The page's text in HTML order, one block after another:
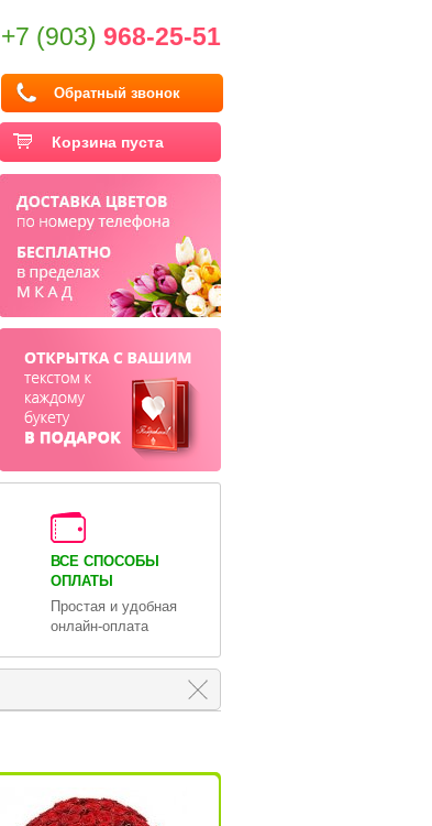
+7 (903) 968-25-51
Обратный звонок
Корзина пуста
ВСЕ СПОСОБЫ
ОПЛАТЫ
Простая и удобная
онлайн-оплата